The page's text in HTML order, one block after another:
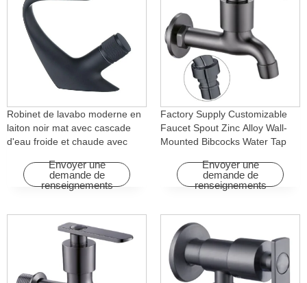
Robinet de lavabo moderne en
laiton noir mat avec cascade
d'eau froide et chaude avec
appartementsEnvoyer une
demande de
renseignements
Factory Supply Customizable
Faucet Spout Zinc Alloy Wall-
Mounted Bibcocks Water Tap
Envoyer une
demande de
renseignements